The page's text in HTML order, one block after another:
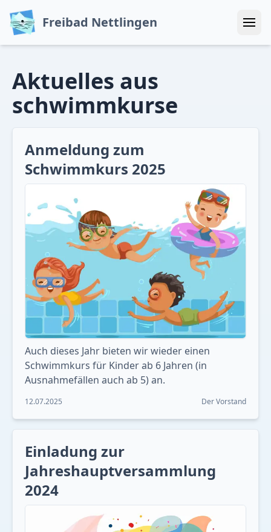
Freibad Nettlingen
Aktuelles aus
schwimmkurse
Anmeldung zum
Schwimmkurs 2025
Auch dieses Jahr bieten wir wieder einen
Schwimmkurs für Kinder ab 6 Jahren (in
Ausnahmefällen auch ab 5) an.
12.07.2025 Der Vorstand
Einladung zur
Jahreshauptversammlung
2024